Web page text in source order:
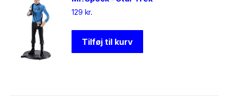
129 kr.
Tilføj til kurv